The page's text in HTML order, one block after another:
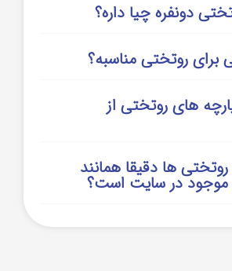
دونفره چیا داره؟
برای روتختی مناسبه؟
های روتختی از
ها دقیقا همانند
در سایت است؟